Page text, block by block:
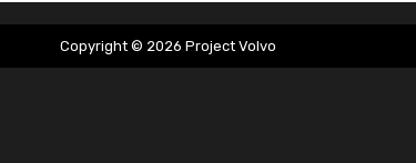
Copyright © 2026 Project Volvo